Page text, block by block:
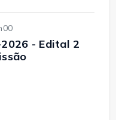
- Edital 2